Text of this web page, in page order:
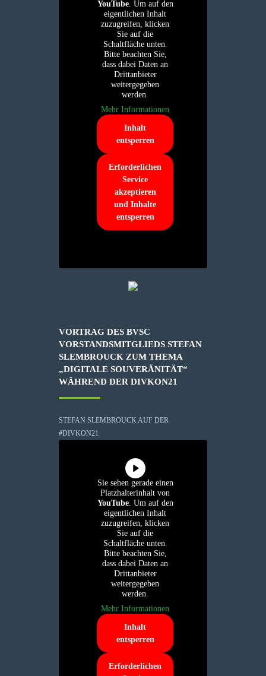
YouTube. Um auf den
eigentlichen Inhalt
zuzugreifen, klicken
Sie auf die
Schaltfläche unten.
Bitte beachten Sie,
dass dabei Daten an
Drittanbieter
weitergegeben
werden.
Mehr Informationen
Inhalt
entsperren
Erforderlichen
Service
akzeptieren
und Inhalte
entsperren
VORTRAG DES BVSC
VORSTANDSMITGLIEDS STEFAN
SLEMBROUCK ZUM THEMA
„DIGITALE SOUVERÄNITÄT“
WÄHREND DER DIVKON21
STEFAN SLEMBROUCK AUF DER
#DIVKON21
Sie sehen gerade einen
Platzhalterinhalt von
YouTube. Um auf den
eigentlichen Inhalt
zuzugreifen, klicken
Sie auf die
Schaltfläche unten.
Bitte beachten Sie,
dass dabei Daten an
Drittanbieter
weitergegeben
werden.
Mehr Informationen
Inhalt
entsperren
Erforderlichen